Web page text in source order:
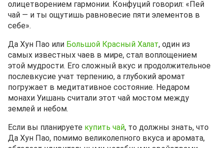
олицетворением гармонии. Конфуций говорил: «Пей
чай — и ты ощутишь равновесие пяти элементов в
себе».
Да Хун Пао или Большой Красный Халат, один из
самых известных чаев в мире, стал воплощением
этой мудрости. Его сложный вкус и продолжительное
послевкусие учат терпению, а глубокий аромат
погружает в медитативное состояние. Недаром
монахи Уишань считали этот чай мостом между
землей и небом.
Если вы планируете купить чай, то должны знать, что
Да Хун Пао, помимо великолепного вкуса и аромата,